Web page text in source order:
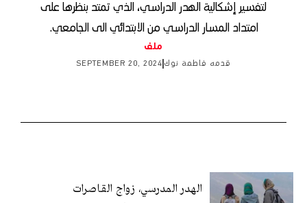
لتفسير إشكالية الهدر الدراسي، الذي تمتد بنظرها على
امتداد المسار الدراسي من الابتدائي الى الجامعي.
ملف
قدمه فاطمة نوك SEPTEMBER 20, 2024
الهدر المدرسي، زواج القاصرات